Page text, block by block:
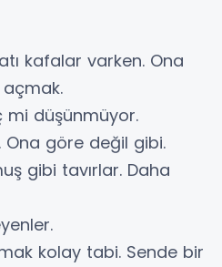
kafalar varken. Ona
açmak.
mi düşünmüyor.
Ona göre değil gibi.
gibi tavırlar. Daha
kolay tabi. Sende bir